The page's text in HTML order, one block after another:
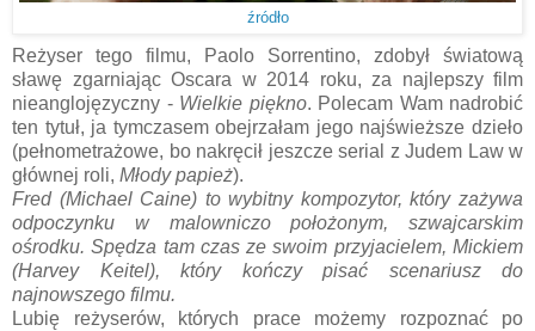
źródło
Reżyser tego filmu, Paolo Sorrentino, zdobył światową
sławę zgarniając Oscara w 2014 roku, za najlepszy film
nieanglojęzyczny - Wielkie piękno. Polecam Wam nadrobić
ten tytuł, ja tymczasem obejrzałam jego najświeższe dzieło
(pełnometrażowe, bo nakręcił jeszcze serial z Judem Law w
głównej roli, Młody papież).
Fred (Michael Caine) to wybitny kompozytor, który zażywa
odpoczynku w malowniczo położonym, szwajcarskim
ośrodku. Spędza tam czas ze swoim przyjacielem, Mickiem
(Harvey Keitel), który kończy pisać scenariusz do
najnowszego filmu.
Lubię reżyserów, których prace możemy rozpoznać po